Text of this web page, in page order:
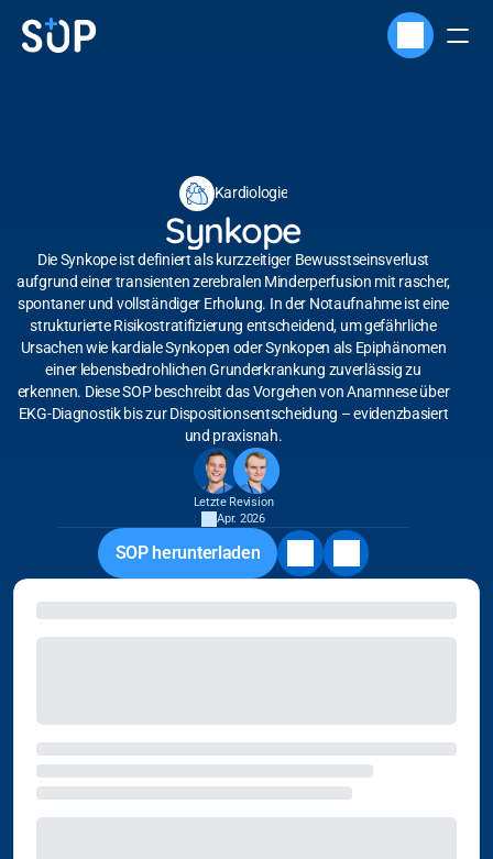
Kardiologie
Synkope
Die Synkope ist definiert als kurzzeitiger Bewusstseinsverlust
aufgrund einer transienten zerebralen Minderperfusion mit rascher,
spontaner und vollständiger Erholung. In der Notaufnahme ist eine
strukturierte Risikostratifizierung entscheidend, um gefährliche
Ursachen wie kardiale Synkopen oder Synkopen als Epiphänomen
einer lebensbedrohlichen Grunderkrankung zuverlässig zu
erkennen. Diese SOP beschreibt das Vorgehen von Anamnese über
EKG-Diagnostik bis zur Dispositionsentscheidung – evidenzbasiert
und praxisnah.
Letzte Revision
Apr. 2026
SOP herunterladen